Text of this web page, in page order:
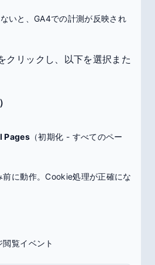
いと、GA4での計測が反映され
クリックし、以下を選択また
Pages （初期化 - すべてのペー
前に動作。Cookie処理が正確にな
覧イベント